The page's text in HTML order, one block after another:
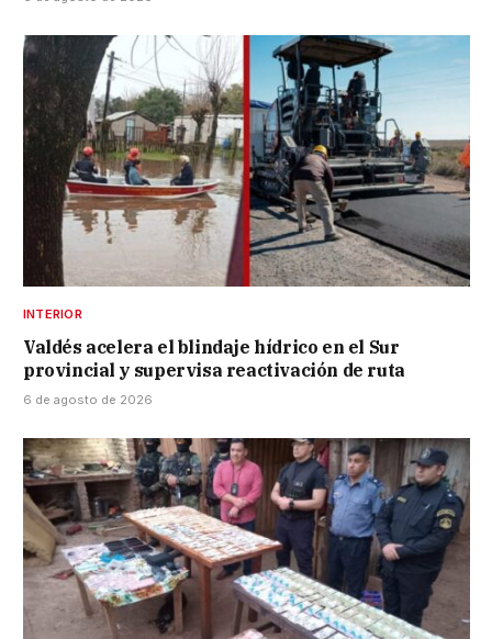
INTERIOR
Valdés acelera el blindaje hídrico en el Sur
provincial y supervisa reactivación de ruta
6 de agosto de 2026